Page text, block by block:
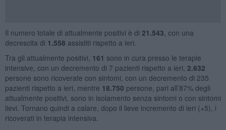
Il numero totale di attualmente positivi è di 21.543 , con una
decrescita di 1.558 assistiti rispetto a ieri.
Tra gli attualmente positivi, 161 sono in cura presso le terapie
intensive, con un decremento di 7 pazienti rispetto a ieri, 2.632
persone sono ricoverate con sintomi, con un decremento di 235
pazienti rispetto a ieri, mentre 18.750 persone, pari all’87% degli
attualmente positivi, sono in isolamento senza sintomi o con sintomi
lievi. Tornano quindi a calare, dopo il lieve incremento di ieri (+5), i
ricoverati in terapia intensiva.